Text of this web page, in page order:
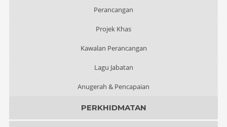
Perancangan
Projek Khas
Kawalan Perancangan
Lagu Jabatan
Anugerah & Pencapaian
PERKHIDMATAN